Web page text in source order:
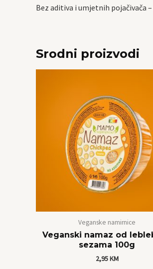
Bez aditiva i umjetnih pojačivača
Srodni proizvodi
Veganske namirnice
Veganski namaz od
sezama 100g
2,95KM